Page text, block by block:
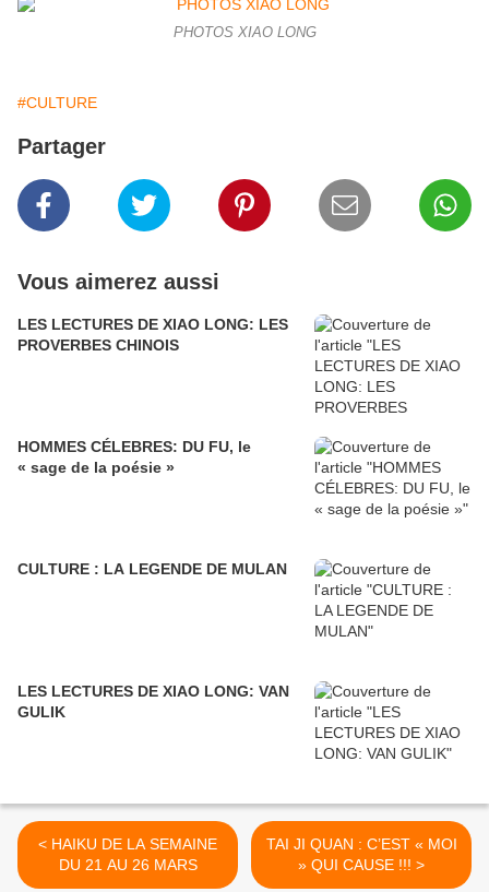
PHOTOS XIAO LONG
#CULTURE
Partager
Vous aimerez aussi
LES LECTURES DE XIAO LONG: LES
PROVERBES CHINOIS
HOMMES CÉLEBRES: DU FU, le
« sage de la poésie »
CULTURE : LA LEGENDE DE MULAN
LES LECTURES DE XIAO LONG: VAN
GULIK
< HAIKU DE LA SEMAINE
DU 21 AU 26 MARS
TAI JI QUAN : C’EST « MOI
» QUI CAUSE !!! >